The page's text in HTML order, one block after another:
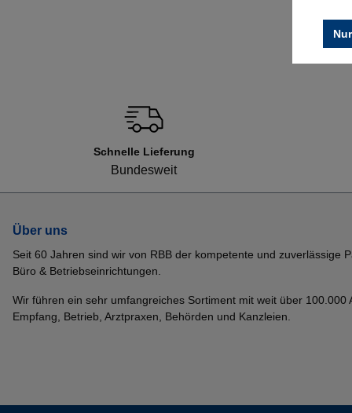
Schnelle Lieferung
Bundesweit
Über uns
Seit 60 Jahren sind wir von RBB der kompetente und zuverlässige
Büro & Betriebseinrichtungen.
Wir führen ein sehr umfangreiches Sortiment mit weit über 100.000
Empfang, Betrieb, Arztpraxen, Behörden und Kanzleien.